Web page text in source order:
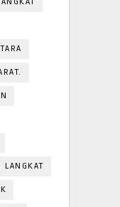
LANGKAT